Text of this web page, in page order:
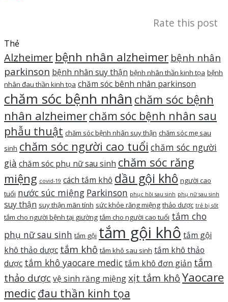
Rate this post
Thẻ
Alzheimer bệnh nhân alzheimer bệnh nhân
parkinson bệnh nhân suy thận bệnh nhân thần kinh tọa bệnh
nhân đau thần kinh tọa chăm sóc bênh nhân parkinson
chăm sóc bệnh nhân chăm sóc bệnh
nhân alzheimerchăm sóc bệnh nhân sau
phẫu thuật chăm sóc bệnh nhân suy thận chăm sóc mẹ sau
sinh chăm sóc người cao tuổi chăm sóc người
già chăm sóc phụ nữ sau sinh chăm sóc răng
miệng covid-19 cách tắm khô dầu gội khô người cao
tuổi nước súc miệng Parkinson phục hồi sau sinh phụ nữ sau sinh
suy thận suy thận mãn tính sức khỏe răng miệng thảo dược trẻ bị sốt
tắm cho người bệnh tại giường tắm cho người cao tuổi tắm cho
phụ nữ sau sinh tắm gội tắm gội khô tắm gội
khô thảo dược tắm khô tắm khô sau sinh tắm khô thảo
dược tắm khô yaocare medictắm khô đơn giản tắm
thảo dược vệ sinh răng miệngxịt tắm khôYaocare
medicđau thần kinh tọa